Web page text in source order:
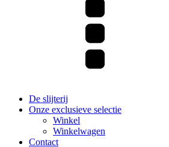
De slijterij
Onze exclusieve selectie
Winkel
Winkelwagen
Contact